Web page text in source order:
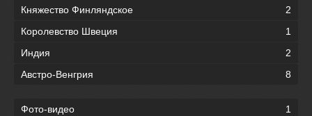
Княжество Финляндское
2
Королевство Швеция
1
Индия
2
Австро-Венгрия
8
Фото-видео
1